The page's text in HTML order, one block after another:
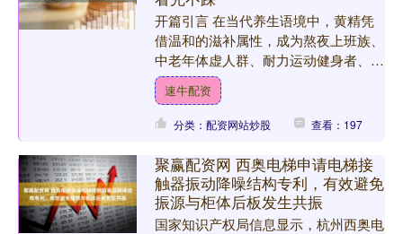
开篇引言 在当代养生语境中，黄精凭
借温和的滋补属性，成为熬夜上班族、
中老年体虚人群、耐力运动健身者、产
后术后恢复期人群、体质偏弱易疲劳者
及注重日常养生人群的优选....
速牛配资
分类：配资网站炒股 查看：197
聚赢配资网 西奥电梯申请电梯接
触器振动降噪结构专利，有效避免
振源与柜体后板发生共振
国家知识产权局信息显示，杭州西奥电